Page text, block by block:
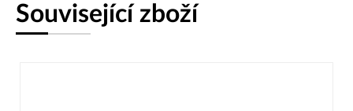
Související zboží